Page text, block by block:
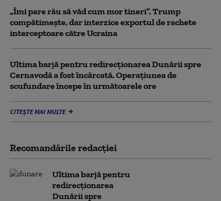
„Îmi pare rău să văd cum mor tineri”. Trump
compătimește, dar interzice exportul de rachete
interceptoare către Ucraina
Ultima barjă pentru redirecționarea Dunării spre
Cernavodă a fost încărcată. Operațiunea de
scufundare începe în următoarele ore
CITEȘTE MAI MULTE
Recomandările redacţiei
Ultima barjă pentru
redirecționarea
Dunării spre